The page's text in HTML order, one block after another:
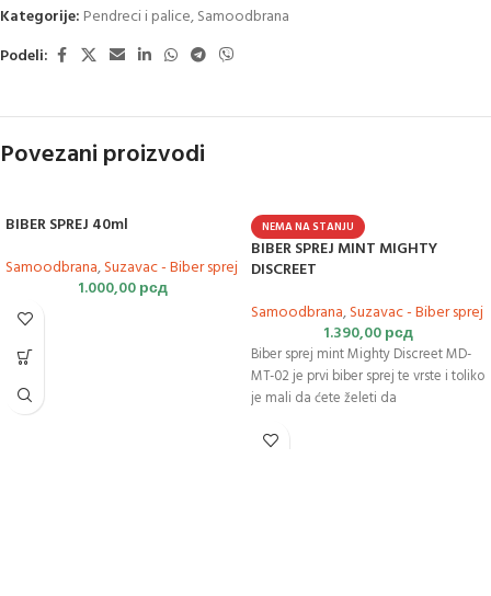
Kategorije: Pendreci i palice,Samoodbrana
Podeli:
Povezani proizvodi
BIBER SPREJ 40ml
Samoodbrana,Suzavac - Biber sprej
1.000,00рсд
NEMA NA STANJU
BIBER SPREJ MINT MIGHTY
DISCREET
Samoodbrana,Suzavac - Biber sprej
1.390,00рсд
Biber sprej mint Mighty Discreet MD-
MT-02 je prvi biber sprej te vrste i toliko
je mali da ćete želeti da